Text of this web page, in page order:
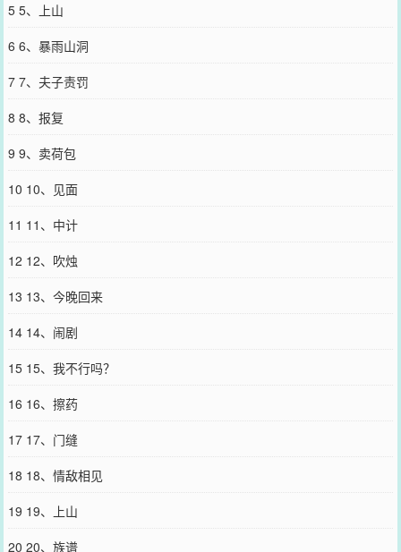
死了。她头一次无比清晰地认识到——许纵并不是他。三年深情错
求入道观为女冠。然而就在她临行前，那位从朔州而来的许家远房表
发，与丈夫足有七分相似。对方同样愣怔，脸上却已经不自觉带上
出。对不起，对不起。我把别人误认成你了，求你原谅，原谅。*3、
着碍眼？”妻子摇摇头，俏皮道：“不，我倒觉得这是锦上添花。”之后
遥立于皑皑白雪中，身侧撑伞的高大青年，正是自己当初颇为倚重的
瑕。”注：1、双穿越，女非男处，1V1，HE2、含有很多很多狗血情
高）等
您QQ群和微博微信里的朋友推荐哦！
5 5、上山
6 6、暴雨山洞
7 7、夫子责罚
8 8、报复
9 9、卖荷包
10 10、见面
11 11、中计
12 12、吹烛
13 13、今晚回来
14 14、闹剧
15 15、我不行吗？
16 16、擦药
17 17、门缝
18 18、情敌相见
19 19、上山
20 20、族谱